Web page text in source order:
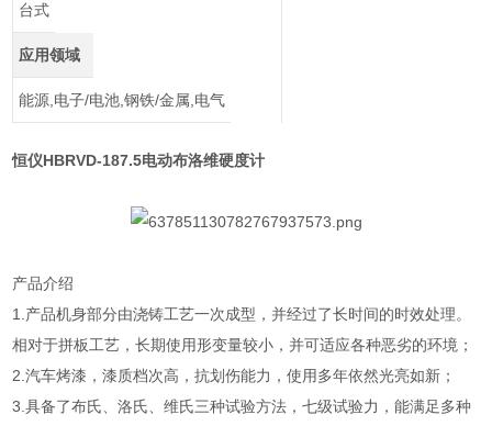
台式
应用领域
能源,电子/电池,钢铁/金属,电气
恒仪HBRVD-187.5电动布洛维硬度计
产品介绍
1.产品机身部分由浇铸工艺一次成型，并经过了长时间的时效处理。
相对于拼板工艺，长期使用形变量较小，并可适应各种恶劣的环境；
2.汽车烤漆，漆质档次高，抗划伤能力，使用多年依然光亮如新；
3.具备了布氏、洛氏、维氏三种试验方法，七级试验力，能满足多种